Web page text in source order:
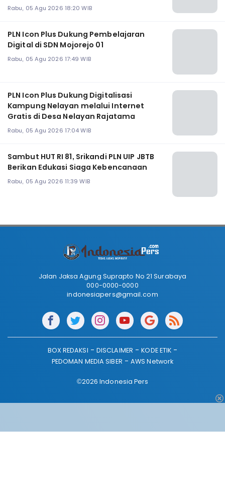
Rabu, 05 Agu 2026 18:20 WIB
PLN Icon Plus Dukung Pembelajaran
Digital di SDN Mojorejo 01
Rabu, 05 Agu 2026 17:49 WIB
PLN Icon Plus Dukung Digitalisasi
Kampung Nelayan melalui Internet
Gratis di Desa Nelayan Rajatama
Rabu, 05 Agu 2026 17:04 WIB
Sambut HUT RI 81, Srikandi PLN UIP JBTB
Berikan Edukasi Siaga Kebencanaan
Rabu, 05 Agu 2026 11:39 WIB
Jalan Jaksa Agung Suprapto No 21 Surabaya
000-0000-0000
indonesiapers@gmail.com
BOX REDAKSI DISCLAIMER
KODE ETIK
PEDOMAN MEDIA SIBER
AWS Network
©2026 Indonesia Pers